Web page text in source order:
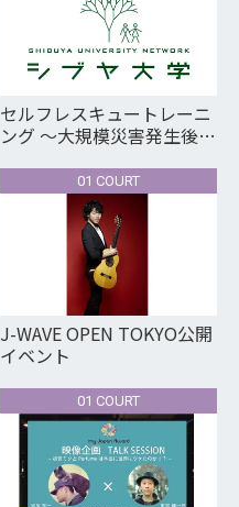
セルフレスキュートレーニ
ング ～大規模災害発生後
01 COURT
J-WAVE OPEN TOKYO公開
イベント
01 COURT